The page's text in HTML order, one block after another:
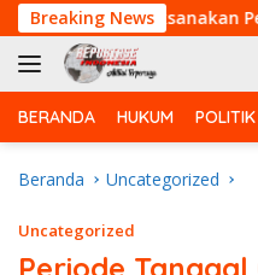
Langsung
ke
konten
Breaking News
Laksanakan
BERANDA HUKUM POLITIK
Beranda Uncategorized
Uncategorized
Periode Tanggal